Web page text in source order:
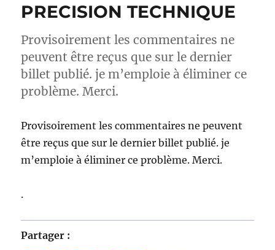
PRECISION TECHNIQUE
Provisoirement les commentaires ne
peuvent être reçus que sur le dernier
billet publié. je m’emploie à éliminer ce
problème. Merci.
Provisoirement les commentaires ne peuvent
être reçus que sur le dernier billet publié. je
m’emploie à éliminer ce problème. Merci.
.
Partager :